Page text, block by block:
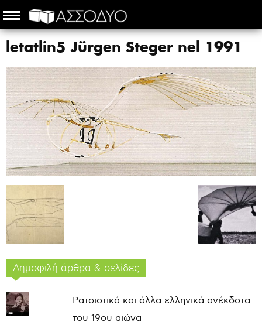
letatlin5 Jürgen Steger nel 1991
Δημοφιλή άρθρα & σελίδες
Ρατσιστικά και άλλα ελληνικά ανέκδοτα
του 19ου αιώνα